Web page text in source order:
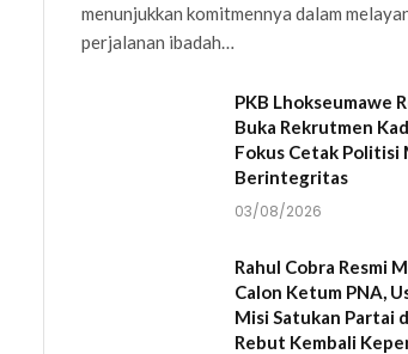
menunjukkan komitmennya dalam
perjalanan ibadah…
PKB Lhokseumawe
Buka Rekrutmen
Fokus Cetak Politisi
Berintegritas
03/08/2026
Rahul Cobra Resmi
Calon Ketum PNA,
Misi Satukan Partai
Rebut Kembali